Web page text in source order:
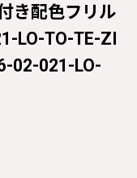
き配色フリル
LO-TO-TE-ZI
02-021-LO-